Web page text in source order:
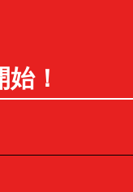
！